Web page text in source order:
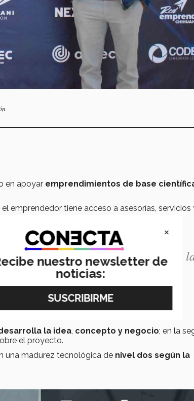
en apoyar emprendimientos de base
emprendedor tiene acceso a asesorías, servicios
influencia en el emprendimiento de
en proyectos de base
la idea concepto y negocio; en la
el proyecto.
una madurez tecnológica de nivel dos según la
×
nuestro newsletter de
noticias: